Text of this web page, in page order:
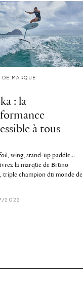
DE MARQUE
: la
à tous
wing, stand-up paddle...
la marque de Bruno
triple champion du monde de
2022